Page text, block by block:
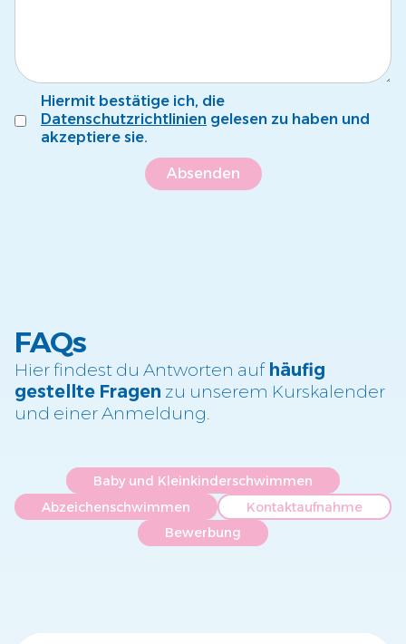
Fröschli
Seepferdli
Hiermit bestätige ich, die
Datenschutzrichtlinien gelesen zu haben und
akzeptiere sie.
FAQs
Hier findest du Antworten auf häufig
gestellte Fragen zu unserem Kurskalender
und einer Anmeldung.
Baby und Kleinkinderschwimmen
Abzeichenschwimmen
Kontaktaufnahme
Bewerbung